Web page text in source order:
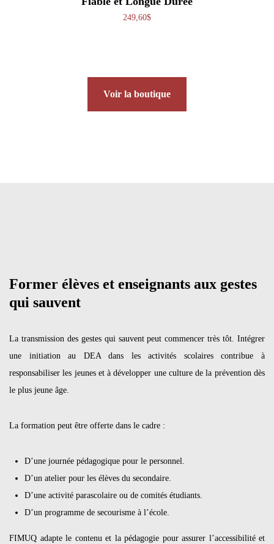
249,60$
Voir la boutique
Former élèves et enseignants aux gestes
qui sauvent
La transmission des gestes qui sauvent peut commencer très tôt. Intégrer
une initiation au DEA dans les activités scolaires contribue à
responsabiliser les jeunes et à développer une culture de la prévention dès
le plus jeune âge.
La formation peut être offerte dans le cadre :
D’une journée pédagogique pour le personnel.
D’un atelier pour les élèves du secondaire.
D’une activité parascolaire ou de comités étudiants.
D’un programme de secourisme à l’école.
FIMUQ adapte le contenu et la pédagogie pour assurer l’accessibilité et